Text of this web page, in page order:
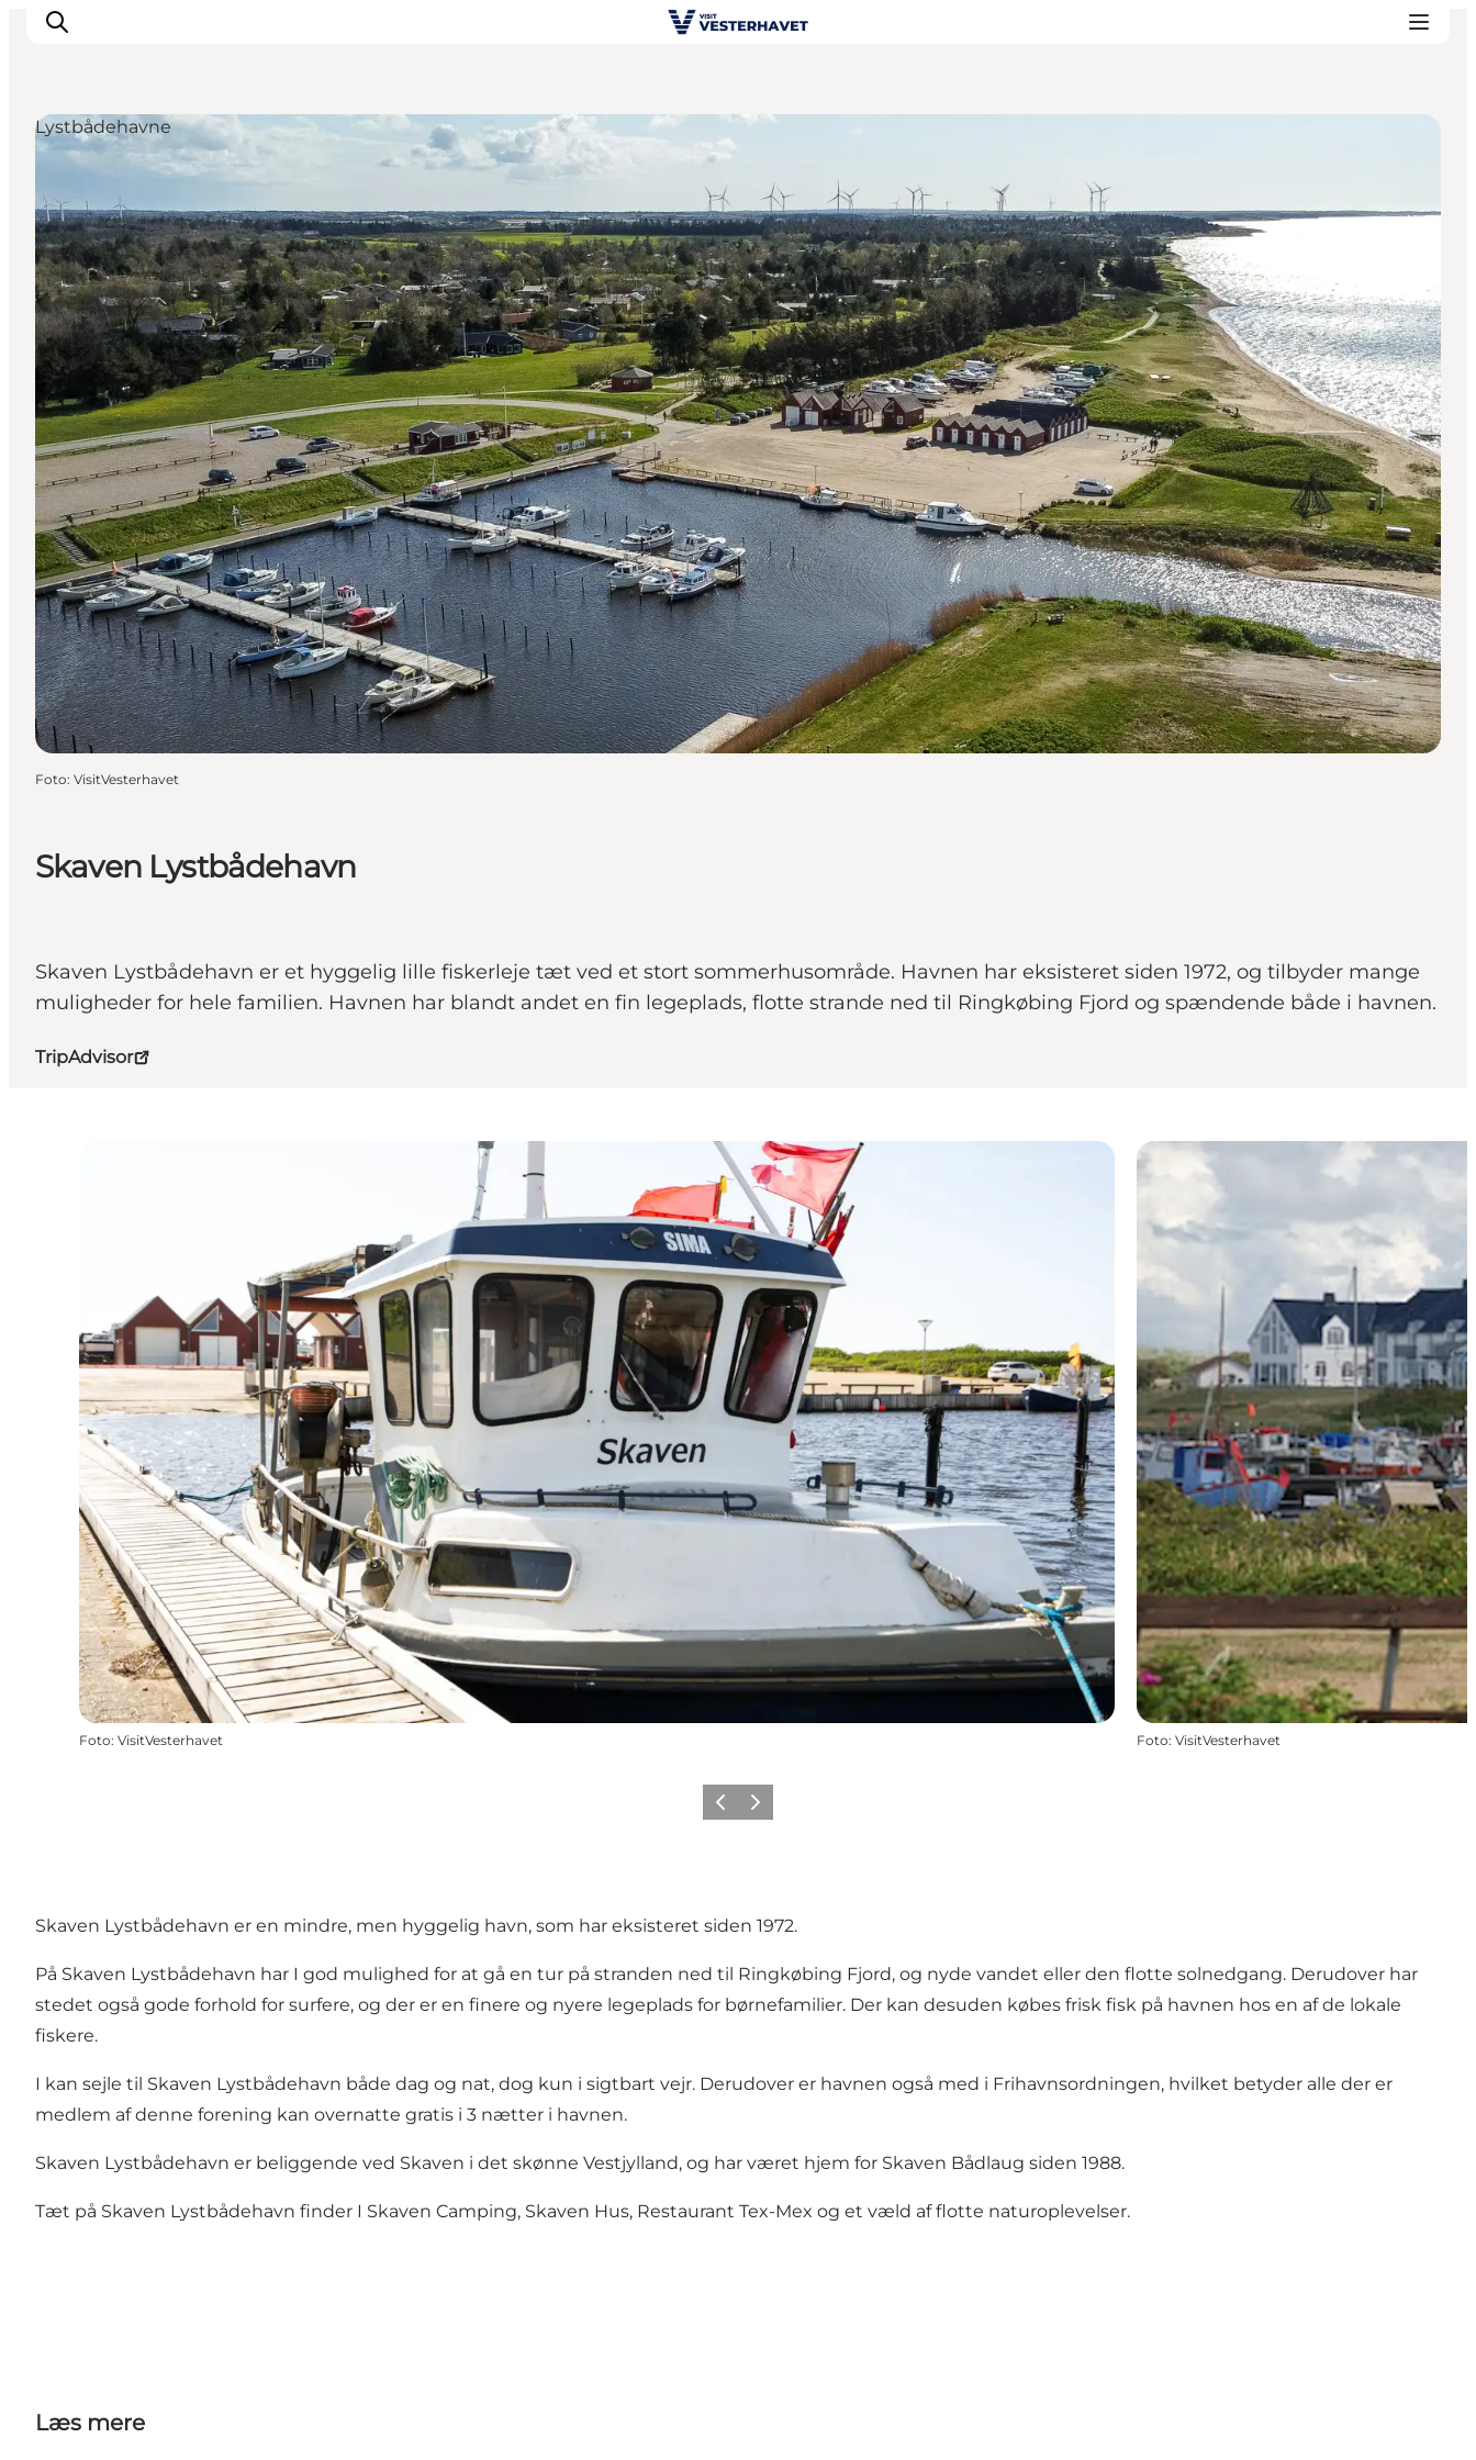
Oplevelser
Vores Byer
Mad & Overnatning
Køb billet
Planlæg din ferie
Skaven Lystbådehavn
Skaven Lystbådehavn er et hyggelig lille fiskerleje tæt ved et stort sommerhusområde. Havnen har eksisteret siden 1972, og tilbyder mange
muligheder for hele familien. Havnen har blandt andet en fin legeplads, flotte strande ned til Ringkøbing Fjord og spændende både i havnen.
TripAdvisor
Lystbådehavne
Foto: VisitVesterhavet
Foto: VisitVesterhavet Foto: VisitVesterhavet
ForrigeNæste
Skaven Lystbådehavn er en mindre, men hyggelig havn, som har eksisteret siden 1972.
På Skaven Lystbådehavn har I god mulighed for at gå en tur på stranden ned til Ringkøbing Fjord, og nyde vandet eller den flotte solnedgang. Derudover har
stedet også gode forhold for surfere, og der er en finere og nyere legeplads for børnefamilier. Der kan desuden købes frisk fisk på havnen hos en af de lokale
fiskere.
I kan sejle til Skaven Lystbådehavn både dag og nat, dog kun i sigtbart vejr. Derudover er havnen også med i Frihavnsordningen, hvilket betyder alle der er
medlem af denne forening kan overnatte gratis i 3 nætter i havnen.
Skaven Lystbådehavn er beliggende ved Skaven i det skønne Vestjylland, og har været hjem for Skaven Bådlaug siden 1988.
Tæt på Skaven Lystbådehavn finder I Skaven Camping, Skaven Hus, Restaurant Tex-Mex og et væld af flotte naturoplevelser.
Læs mere